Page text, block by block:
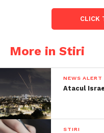
CLICK
More in Stiri
NEWS ALERT
Atacul
STIRI